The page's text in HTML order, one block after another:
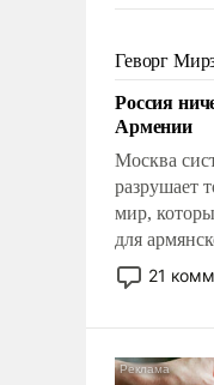
означает
перед
Геворг
Россия
Армении
Москва
разрушает
мир,
для
Мир, где политические
прожекты
21